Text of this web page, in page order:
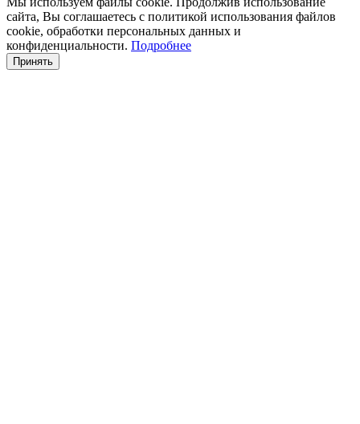
сайта, Вы соглашаетесь с политикой использования файлов
cookie, обработки персональных данных и
конфиденциальности. Подробнее
Принять